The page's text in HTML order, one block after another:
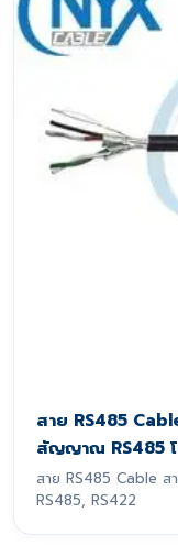
สาย RS485
สัญญาณ RS485 โ
สาย RS485 Cable
RS485, RS422